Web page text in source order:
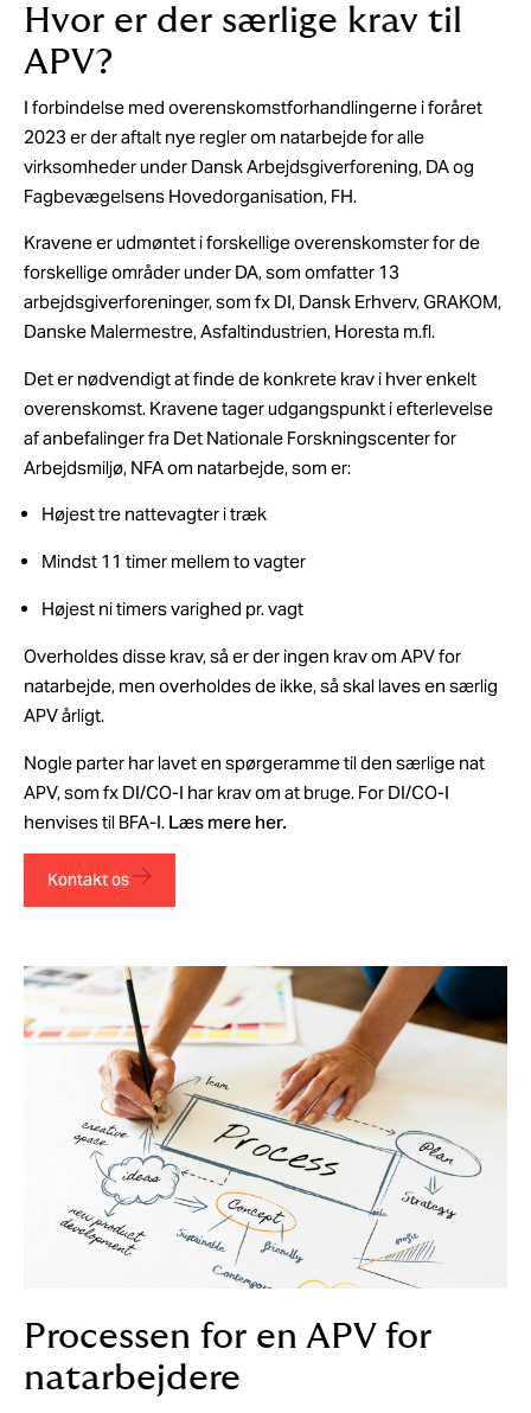
Hvor er der særlige krav til
APV?
I forbindelse med overenskomstforhandlingerne i foråret
2023 er der aftalt nye regler om natarbejde for alle
virksomheder under Dansk Arbejdsgiverforening, DA og
Fagbevægelsens Hovedorganisation, FH.
Kravene er udmøntet i forskellige overenskomster for de
forskellige områder under DA, som omfatter 13
arbejdsgiverforeninger, som fx DI, Dansk Erhverv, GRAKOM,
Danske Malermestre, Asfaltindustrien, Horesta m.fl.
Det er nødvendigt at finde de konkrete krav i hver enkelt
overenskomst. Kravene tager udgangspunkt i efterlevelse
af anbefalinger fra Det Nationale Forskningscenter for
Arbejdsmiljø, NFA om natarbejde, som er:
Højest tre nattevagter i træk
Mindst 11 timer mellem to vagter
Højest ni timers varighed pr. vagt
Overholdes disse krav, så er der ingen krav om APV for
natarbejde, men overholdes de ikke, så skal laves en særlig
APV årligt.
Nogle parter har lavet en spørgeramme til den særlige nat
APV, som fx DI/CO-I har krav om at bruge. For DI/CO-I
henvises til BFA-I. Læs mere her.
Kontakt os
Processen for en APV for
natarbejdere